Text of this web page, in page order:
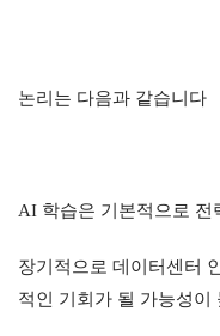
논리는 다음과 같습니다
AI 학습은 기본적으로 전
장기적으로 데이터센터
적인 기회가 될 가능성이